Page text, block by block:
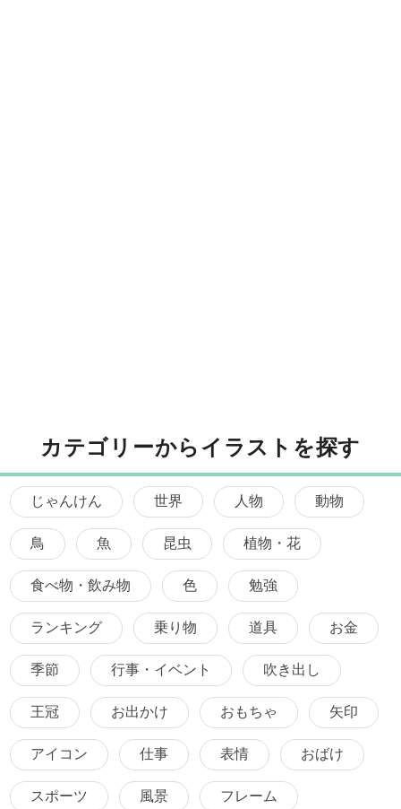
カテゴリーからイラストを探す
じゃんけん 世界 人物 動物
鳥 魚 昆虫 植物・花
食べ物・飲み物 色 勉強
ランキング 乗り物 道具 お金
季節 行事・イベント 吹き出し
王冠 お出かけ おもちゃ 矢印
アイコン 仕事 表情 おばけ
スポーツ 風景 フレーム